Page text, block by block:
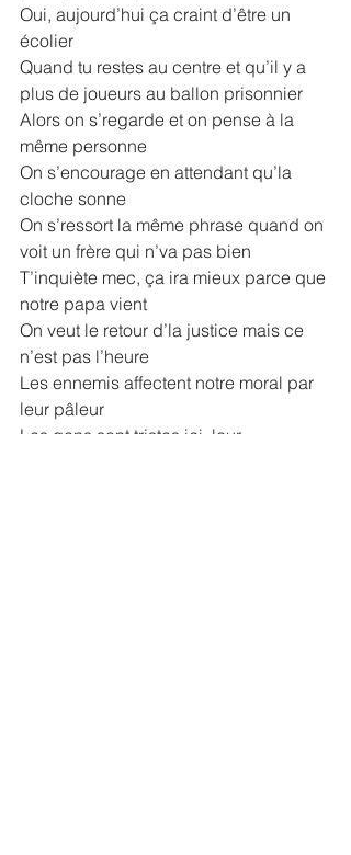
Oui, aujourd’hui ça craint d’être un
écolier
Quand tu restes au centre et qu’il y a
plus de joueurs au ballon prisonnier
Alors on s’regarde et on pense à la
même personne
On s’encourage en attendant qu’la
cloche sonne
On s’ressort la même phrase quand on
voit un frère qui n’va pas bien
T’inquiète mec, ça ira mieux parce que
notre papa vient
On veut le retour d’la justice mais ce
n’est pas l’heure
Les ennemis affectent notre moral par
leur pâleur
Les gens sont tristes ici, leur